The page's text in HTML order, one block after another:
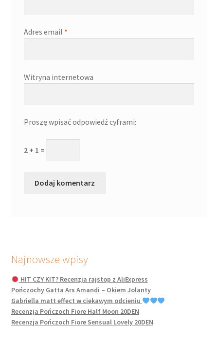
Adres email *
Witryna internetowa
Proszę wpisać odpowiedź cyframi:
2 + 1 =
Najnowsze wpisy
HIT CZY KIT? Recenzja rajstop z AliExpress
Pończochy Gatta Ars Amandi – Okiem Jolanty
Gabriella matt effect w ciekawym odcieniu
Recenzja Pończoch Fiore Half Moon 20DEN
Recenzja Pończoch Fiore Sensual Lovely 20DEN